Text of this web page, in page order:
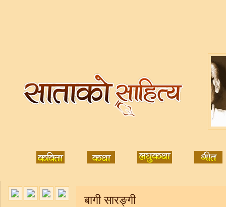
बागी सारङ्गी